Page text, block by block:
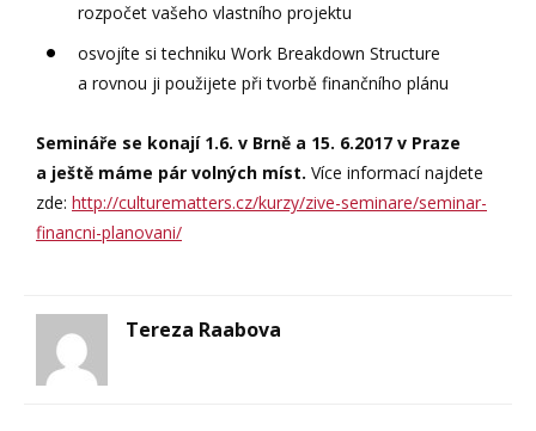
rozpočet vašeho vlastního projektu
osvojíte si techniku Work Breakdown Structure
a rovnou ji použijete při tvorbě finančního plánu
Semináře se konají 1.6. v Brně a 15. 6.2017 v Praze
a ještě máme pár volných míst. Více informací najdete
zde: http://culturematters.cz/kurzy/zive-seminare/seminar-
financni-planovani/
Tereza Raabova